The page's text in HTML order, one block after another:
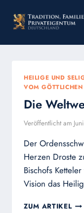
Inhalt
springen
HEILIGE UND
VOM GÖTTLICHEN
Die
Veröffentlicht am
Der
Herzen Droste
Bischofs
Vision das
ZUM ARTIKEL DIE